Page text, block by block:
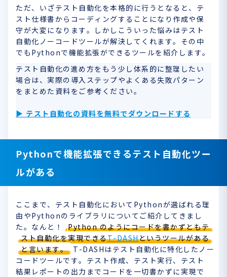
ただ、いざテスト自動化を本格的に行うとなると、テ
スト仕様書からコーディングすることになり作成や保
守が大変になります。しかしこういった悩みはテスト
自動化ノーコードツールが解決してくれます。その中
でもPythonで機能拡張ができるツールを紹介します。
テスト自動化の進め方をもう少し体系的に整理したい
場合は、実際の導入ステップやよくある失敗パターン
をまとめた資料をご参考ください。
▶ テスト自動化の資料を無料でダウンロードする
Pythonで機能拡張できるテスト自動化ツー
ルがある
ここまで、テスト自動化においてPythonが選ばれる理
由やPythonのライブラリについてご紹介してきまし
た。なんと！
Python のようにコードを書かずともテ
スト自動化を実現できるT-DASHというツールがある
と言います。 T-DASHはテスト自動化に特化したノー
コードツールです。テスト作成、テスト実行、テスト
結果レポートの出力までコードを一切書かずに実現で